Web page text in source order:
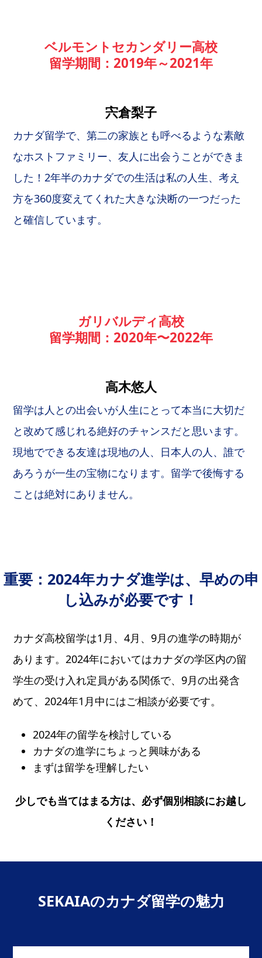
ベルモントセカンダリー高校
留学期間：2019年～2021年
宍倉梨子
カナダ留学で、第二の家族とも呼べるような素敵
なホストファミリー、友人に出会うことができま
した！2年半のカナダでの生活は私の人生、考え
方を360度変えてくれた大きな決断の一つだった
と確信しています。
ガリバルディ高校
留学期間：2020年〜2022年
高木悠人
留学は人との出会いが人生にとって本当に大切だ
と改めて感じれる絶好のチャンスだと思います。
現地でできる友達は現地の人、日本人の人、誰で
あろうが一生の宝物になります。留学で後悔する
ことは絶対にありません。
重要：2024年カナダ進学は、早めの申
し込みが必要です！
カナダ高校留学は1月、4月、9月の進学の時期が
あります。2024年においてはカナダの学区内の留
学生の受け入れ定員がある関係で、9月の出発含
めて、2024年1月中にはご相談が必要です。
2024年の留学を検討している
カナダの進学にちょっと興味がある
まずは留学を理解したい
少しでも当てはまる方は、必ず個別相談にお越し
ください！
SEKAIAのカナダ留学の魅力